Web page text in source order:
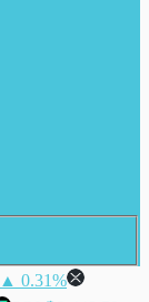
▲ 0.31%